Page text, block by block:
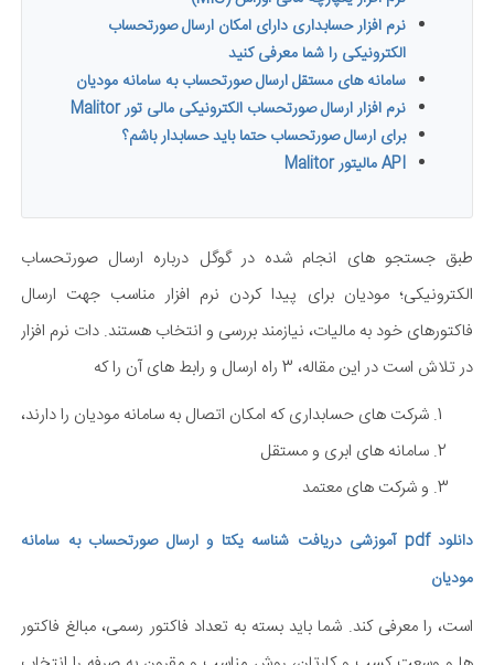
نرم افزار حسابداری دارای امکان ارسال صورتحساب
الکترونیکی را شما معرفی کنید
سامانه های مستقل ارسال صورتحساب به سامانه مودیان
نرم افزار ارسال صورتحساب الکترونیکی مالی تور Malitor
برای ارسال صورتحساب حتما باید حسابدار باشم؟
API مالیتور Malitor
طبق جستجو های انجام شده در گوگل درباره ارسال صورتحساب
الکترونیکی؛ مودیان برای پیدا کردن نرم افزار مناسب جهت ارسال
فاکتورهای خود به مالیات، نیازمند بررسی و انتخاب هستند. دات نرم افزار
در تلاش است در این مقاله، 3 راه ارسال و رابط های آن را که
شرکت های حسابداری که امکان اتصال به سامانه مودیان را دارند،
سامانه های ابری و مستقل
و شرکت های معتمد
دانلود pdf آموزشی دریافت شناسه یکتا و ارسال صور
تحساب به سامانه
مودیان
است، را معرفی کند. شما باید بسته به تعداد فاکتور رسمی، مبالغ فاکتور